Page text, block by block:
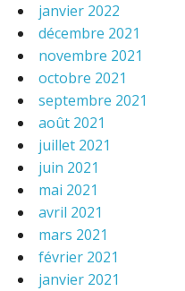
janvier 2022
décembre 2021
novembre 2021
octobre 2021
septembre 2021
août 2021
juillet 2021
juin 2021
mai 2021
avril 2021
mars 2021
février 2021
janvier 2021